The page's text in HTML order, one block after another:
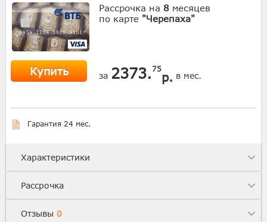
Рассрочка на 8 месяцев
по карте "Черепаха"
Купить за 2373. 75
р. в мес.
Гарантия 24 мес.
Характеристики
Рассрочка
Отзывы 0